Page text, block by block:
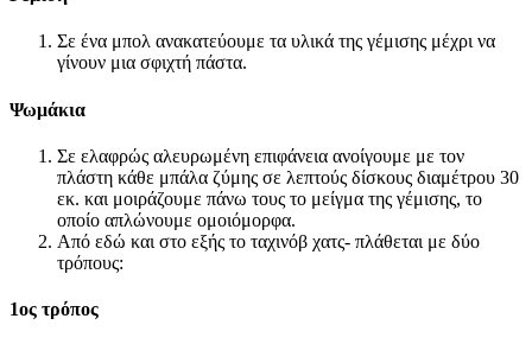
Σε ένα μπολ ανακατεύουμε τα υλικά της γέμισης μέχρι να
γίνουν μια σφιχτή πάστα.
Ψωμάκια
Σε ελαφρώς αλευρωμένη επιφάνεια ανοίγουμε με τον
πλάστη κάθε μπάλα ζύμης σε λεπτούς δίσκους διαμέτρου 30
εκ. και μοιράζουμε πάνω τους το μείγμα της γέμισης, το
οποίο απλώνουμε ομοιόμορφα.
Από εδώ και στο εξής το ταχινόβ χατς- πλάθεται με δύο
τρόπους:
1ος τρόπος